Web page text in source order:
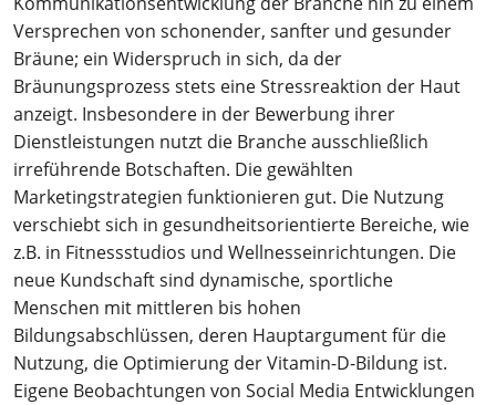
Versprechen von schonender, sanfter und gesunder
Bräune; ein Widerspruch in sich, da der
Bräunungsprozess stets eine Stressreaktion der Haut
anzeigt. Insbesondere in der Bewerbung ihrer
Dienstleistungen nutzt die Branche ausschließlich
irreführende Botschaften. Die gewählten
Marketingstrategien funktionieren gut. Die Nutzung
verschiebt sich in gesundheitsorientierte Bereiche, wie
z.B. in Fitnessstudios und Wellnesseinrichtungen. Die
neue Kundschaft sind dynamische, sportliche
Menschen mit mittleren bis hohen
Bildungsabschlüssen, deren Hauptargument für die
Nutzung, die Optimierung der Vitamin-D-Bildung ist.
Eigene Beobachtungen von Social Media Entwicklungen